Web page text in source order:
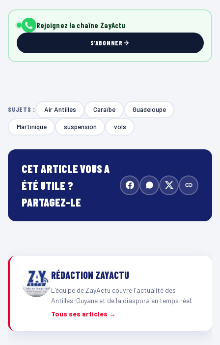
Rejoignez la chaîne ZayActu
S'ABONNER
SUJETS : Air Antilles Caraïbe Guadeloupe
Martinique suspension vols
CET ARTICLE VOUS A
ÉTÉ UTILE ?
PARTAGEZ-LE
RÉDACTION ZAYACTU
L'équipe de ZayActu couvre l'actualité des
Antilles-Guyane et de la diaspora en temps réel.
Tous ses articles →